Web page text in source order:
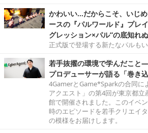
かわいい…だからこそ、いじ
ースの『パルワールド』プレ
グレッション×パル”の底知れ
正式版で登場する新たなパルも
若手抜擢の環境で学んだこ
プロデューサーが語る「巻き
4GamerとGame*Sparkの合同に
アクエスト」の第4回が東京都
館で開催されました。このイベ
時のエピソードを若手クリエイ
の模様をお届けします。